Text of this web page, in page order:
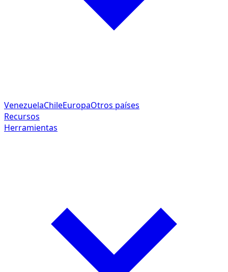
VenezuelaChileEuropaOtros países
Recursos
Herramientas